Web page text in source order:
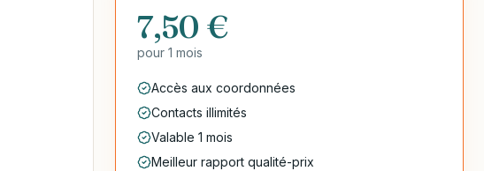
7,50 €
pour 1 mois
Accès aux coordonnées
Contacts illimités
Valable 1 mois
Meilleur rapport qualité-prix